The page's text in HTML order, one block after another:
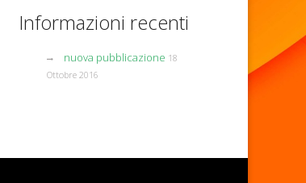
Informazioni recenti
nuova pubblicazione 18
Ottobre 2016